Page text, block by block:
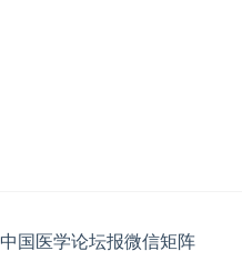
中国医学论坛报微信矩阵